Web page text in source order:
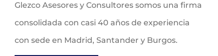
Glezco Asesores y Consultores somos una firma
consolidada con casi 40 años de experiencia
con sede en Madrid, Santander y Burgos.